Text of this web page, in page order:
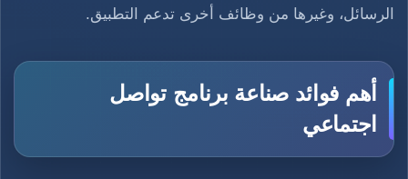
الرسائل، وغيرها من وظائف أخرى تدعم التطبيق.
أهم فوائد صناعة برنامج تواصل
اجتماعي